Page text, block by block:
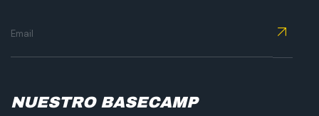
NUESTRO BASECAMP